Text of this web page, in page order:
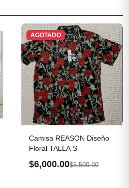
AGOTADO
Camisa REASON Diseño
Floral TALLA S
$6,000.00$6,500.00